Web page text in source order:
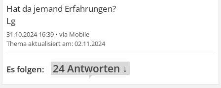
Hat da jemand Erfahrungen?
Lg
31.10.2024 16:39 •
02.11.2024
24 Antworten ↓